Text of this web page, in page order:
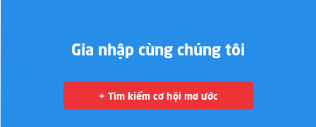
Gia nhập cùng chúng tôi
+ Tìm kiếm cơ hội mơ ước